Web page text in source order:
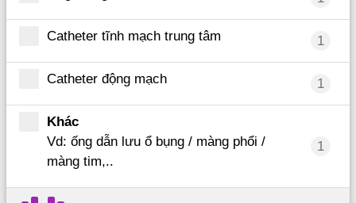
Catheter tĩnh mạch trung tâm 1
Catheter động mạch 1
Khác
Vd: ống dẫn lưu ổ bụng / màng phổi /
màng tim,..
1